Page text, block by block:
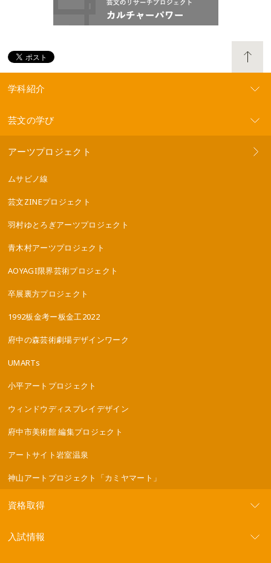
学科紹介
芸文の学び
アーツプロジェクト
ムサビノ線
芸文ZINEプロジェクト
羽村ゆとろぎアーツプロジェクト
青木村アーツプロジェクト
AOYAGI限界芸術プロジェクト
卒展裏方プロジェクト
1992板金考ー板金工2022
府中の森芸術劇場デザインワーク
UMARTs
小平アートプロジェクト
ウィンドウディスプレイデザイン
府中市美術館 編集プロジェクト
アートサイト岩室温泉
神山アートプロジェクト「カミヤマート」
資格取得
入試情報